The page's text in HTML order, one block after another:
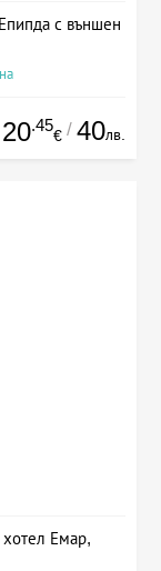
с външен
20.45
€ / 40лв.
Емар,